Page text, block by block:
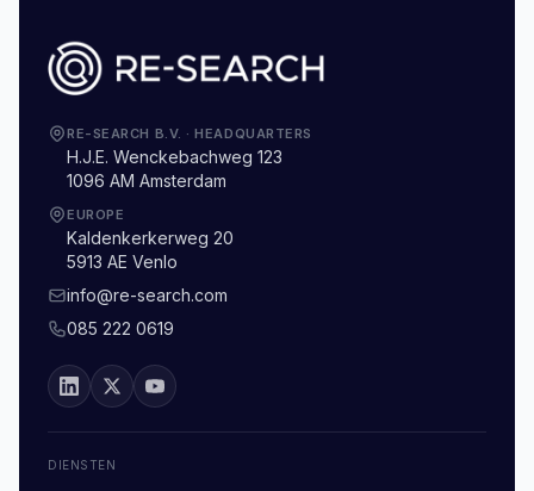
RE-SEARCH B.V. ·HEADQUARTERS
H.J.E. Wenckebachweg 123
1096 AM Amsterdam
EUROPE
Kaldenkerkerweg 20
5913 AE Venlo
info@re-search.com
085 222 0619
DIENSTEN